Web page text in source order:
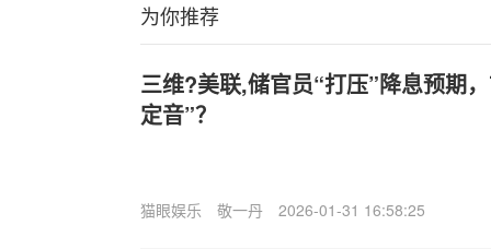
为你推荐
三维?美联,储官员“打压”降息预期
定音”？
猫眼娱乐 敬一丹 2026-01-31 16:58:25